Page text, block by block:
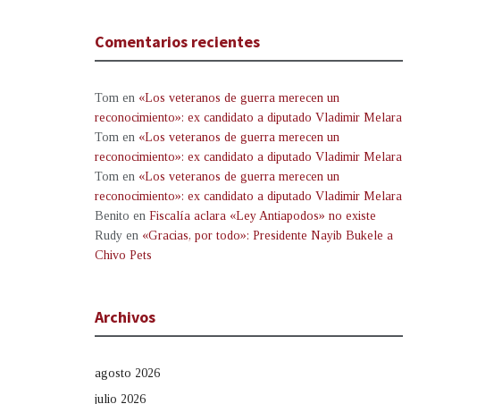
Comentarios recientes
Tom en «Los veteranos de guerra merecen un
reconocimiento»: ex candidato a diputado Vladimir Melara
Tom en «Los veteranos de guerra merecen un
reconocimiento»: ex candidato a diputado Vladimir Melara
Tom en «Los veteranos de guerra merecen un
reconocimiento»: ex candidato a diputado Vladimir Melara
Benito en Fiscalía aclara «Ley Antiapodos» no existe
Rudy en «Gracias, por todo»: Presidente Nayib Bukele a
Chivo Pets
Archivos
agosto 2026
julio 2026